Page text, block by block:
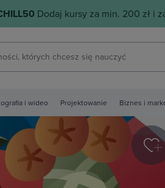
Dodaj kursy za min. 200 zł i
i wideo Projektowanie Biznes i